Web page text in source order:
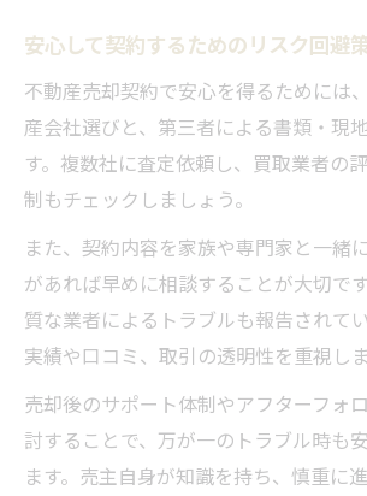
安心して契約するためのリスク回避
不動産売却契約で安心を得るためには
産会社選びと、第三者による書類・現
す。複数社に査定依頼し、買取業者の
制もチェックしましょう。
また、契約内容を家族や専門家と一緒
があれば早めに相談することが大切で
質な業者によるトラブルも報告されて
実績や口コミ、取引の透明性を重視しま
売却後のサポート体制やアフターフォ
討することで、万が一のトラブル時も
ます。売主自身が知識を持ち、慎重に